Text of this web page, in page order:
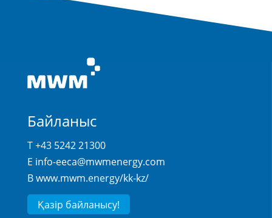
Байланыс
T +43 5242 21300
E info-eeca@mwmenergy.com
Вwww.mwm.energy/kk-kz/
Қазір байланысу!